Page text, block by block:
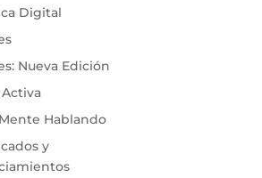
Digital
Nueva Edición
Hablando
y